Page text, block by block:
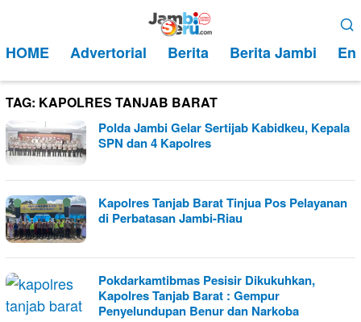
kontenMobile
HOME Advertorial Berita Berita Jambi
TAG: KAPOLRES TANJAB BARAT
Polda Jambi Gelar Sertijab Kabidkeu, Kepala
SPN dan 4 Kapolres
Kapolres Tanjab Barat Tinjua Pos Pelayanan
di Perbatasan Jambi-Riau
Pokdarkamtibmas Pesisir Dikukuhkan,
Kapolres Tanjab Barat : Gempur
Penyelundupan Benur dan Narkoba